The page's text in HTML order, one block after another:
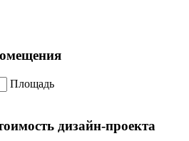
Площадь
дизайн-проекта